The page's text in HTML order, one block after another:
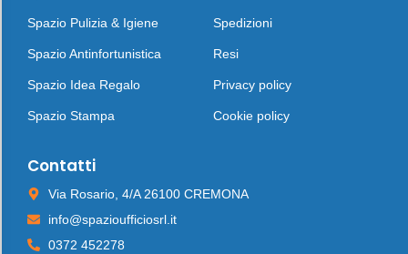
Spazio Pulizia & Igiene
Spazio Antinfortunistica
Spazio Idea Regalo
Spazio Stampa
Spedizioni
Resi
Privacy policy
Cookie policy
Contatti
Via Rosario, 4/A 26100 CREMONA
info@spazioufficiosrl.it
0372 452278